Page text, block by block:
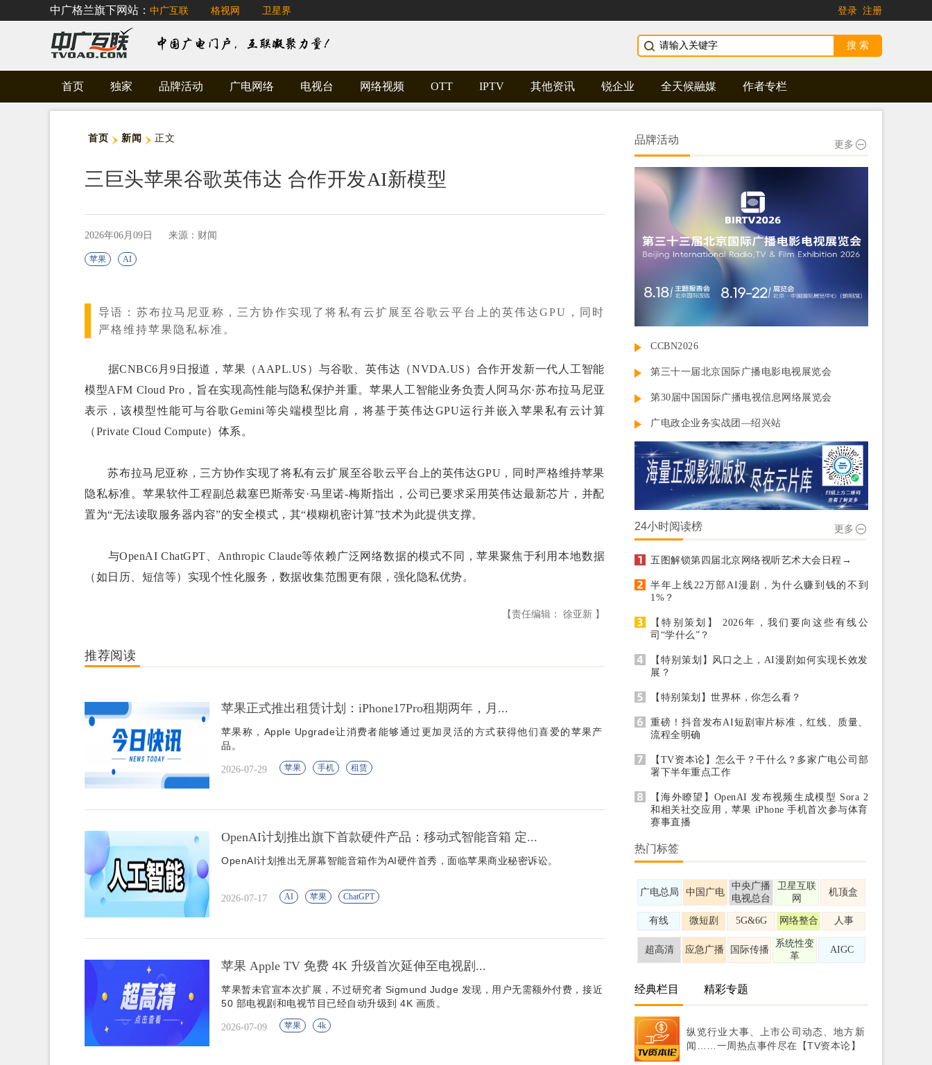
中广格兰旗下网站： 中广互联 格视网 卫星界 登录 注册
首页 独家 品牌活动 广电网络 电视台 网络视频 OTT IPTV 其他资讯 锐企业 全天候融媒 作者专栏
首页 新闻 正文
三巨头苹果谷歌英伟达 合作开发AI新模型
2026年06月09日 来源：财闻
苹果 AI
导语： 苏布拉马尼亚称，三方协作实现了将私有云扩展至谷歌云平台上的英伟达GPU，同时
严格维持苹果隐私标准。
据CNBC6月9日报道，苹果（AAPL.US）与谷歌、英伟达（NVDA.US）合作开发新一代人工智能
模型AFM Cloud Pro，旨在实现高性能与隐私保护并重。苹果人工智能业务负责人阿马尔·苏布拉马尼亚
表示，该模型性能可与谷歌Gemini等尖端模型比肩，将基于英伟达GPU运行并嵌入苹果私有云计算
（Private Cloud Compute）体系。
苏布拉马尼亚称，三方协作实现了将私有云扩展至谷歌云平台上的英伟达GPU，同时严格维持苹果
隐私标准。苹果软件工程副总裁塞巴斯蒂安·马里诺-梅斯指出，公司已要求采用英伟达最新芯片，并配
置为“无法读取服务器内容”的安全模式，其“模糊机密计算”技术为此提供支撑。
与OpenAI ChatGPT、Anthropic Claude等依赖广泛网络数据的模式不同，苹果聚焦于利用本地数据
（如日历、短信等）实现个性化服务，数据收集范围更有限，强化隐私优势。
【责任编辑： 徐亚新 】
推荐阅读
苹果正式推出租赁计划：iPhone17Pro租期两年，月...
苹果称，Apple Upgrade让消费者能够通过更加灵活的方式获得他们喜爱的苹果产
品。
2026-07-29 苹果 手机 租赁
OpenAI计划推出旗下首款硬件产品：移动式智能音箱 定...
OpenAI计划推出无屏幕智能音箱作为AI硬件首秀，面临苹果商业秘密诉讼。
2026-07-17 AI 苹果 ChatGPT
苹果 Apple TV 免费 4K 升级首次延伸至电视剧...
苹果暂未官宣本次扩展，不过研究者 Sigmund Judge 发现，用户无需额外付费，接近
50 部电视剧和电视节目已经自动升级到 4K 画质。
2026-07-09 苹果 4k
品牌活动 更多
CCBN2026
第三十一届北京国际广播电影电视展览会
第30届中国国际广播电视信息网络展览会
广电政企业务实战团—绍兴站
24小时阅读榜 更多
五图解锁第四届北京网络视听艺术大会日程→
半年上线22万部AI漫剧，为什么赚到钱的不到
1%？
【特别策划】 2026年，我们要向这些有线公
司“学什么”？
【特别策划】风口之上，AI漫剧如何实现长效发
展？
【特别策划】世界杯，你怎么看？
重磅！抖音发布AI短剧审片标准，红线、质量、
流程全明确
【TV资本论】怎么干？干什么？多家广电公司部
署下半年重点工作
【海外瞭望】OpenAI 发布视频生成模型 Sora 2
和相关社交应用，苹果 iPhone 手机首次参与体育
赛事直播
热门标签
广电总局 中国广电
中央广播
电视总台
卫星互联
网
机顶盒
有线 微短剧 5G&6G 网络整合 人事
超高清 应急广播 国际传播
系统性变
革
AIGC
经典栏目 精彩专题
纵览行业大事、上市公司动态、地方新
闻……一周热点事件尽在【TV资本论】